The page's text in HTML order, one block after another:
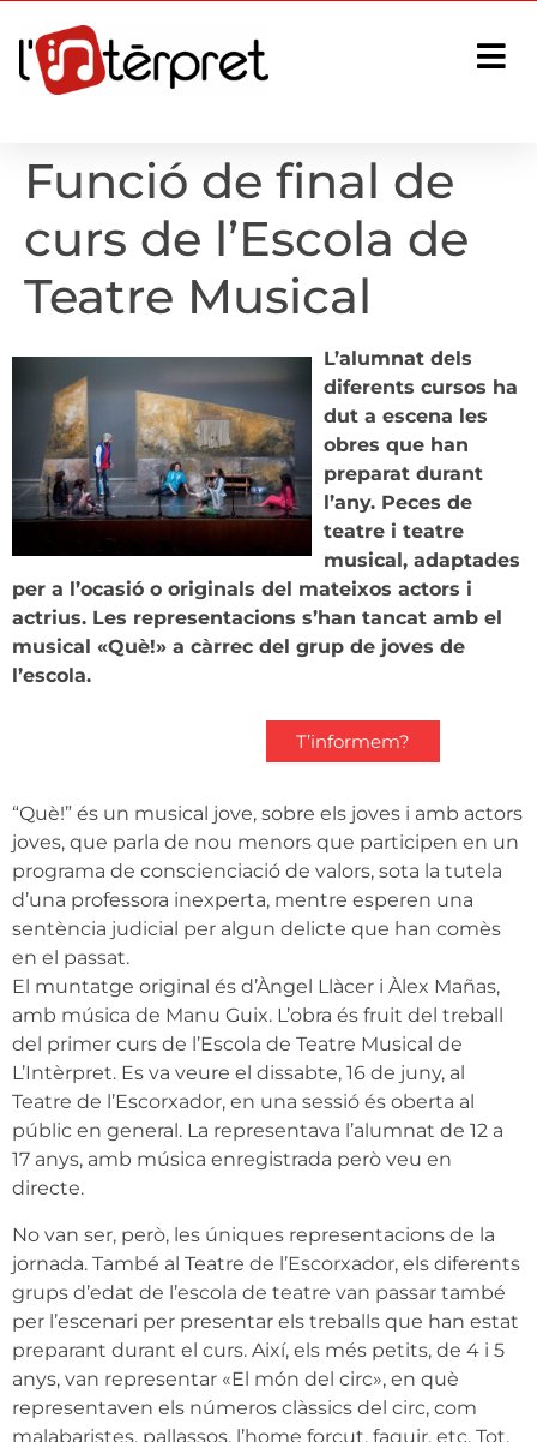
T’informem?
Funció de final de
curs de l’Escola de
Teatre Musical
L’alumnat dels
diferents cursos ha
dut a escena les
obres que han
preparat durant
l’any. Peces de
teatre i teatre
musical, adaptades
per a l’ocasió o originals del mateixos actors i
actrius. Les representacions s’han tancat amb el
musical «Què!» a càrrec del grup de joves de
l’escola.
“Què!” és un musical jove, sobre els joves i amb actors
joves, que parla de nou menors que participen en un
programa de conscienciació de valors, sota la tutela
d’una professora inexperta, mentre esperen una
sentència judicial per algun delicte que han comès
en el passat.
El muntatge original és d’Àngel Llàcer i Àlex Mañas,
amb música de Manu Guix. L’obra és fruit del treball
del primer curs de l’Escola de Teatre Musical de
L’Intèrpret. Es va veure el dissabte, 16 de juny, al
Teatre de l’Escorxador, en una sessió és oberta al
públic en general. La representava l’alumnat de 12 a
17 anys, amb música enregistrada però veu en
directe.
No van ser, però, les úniques representacions de la
jornada. També al Teatre de l’Escorxador, els diferents
grups d’edat de l’escola de teatre van passar també
per l’escenari per presentar els treballs que han estat
preparant durant el curs. Així, els més petits, de 4 i 5
anys, van representar «El món del circ», en què
representaven els números clàssics del circ, com
malabaristes, pallassos, l’home forçut, faquir, etc. Tot,